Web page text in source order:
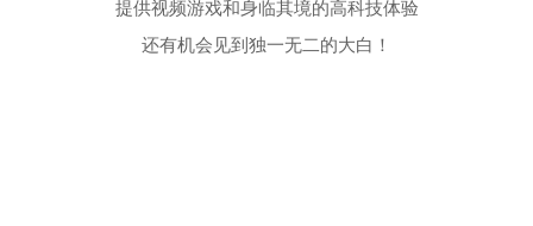
提供视频游戏和身临其境的高科技体验
还有机会见到独一无二的大白！